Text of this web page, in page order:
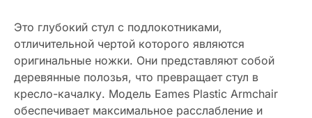
Это глубокий стул с подлокотниками,
отличительной чертой которого являются
оригинальные ножки. Они представляют собой
деревянные полозья, что превращает стул в
кресло-качалку. Модель Eames Plastic Armchair
обеспечивает максимальное расслабление и